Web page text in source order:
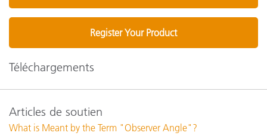
Register Your Product
Téléchargements
Articles de soutien
What is Meant by the Term "Observer Angle"?